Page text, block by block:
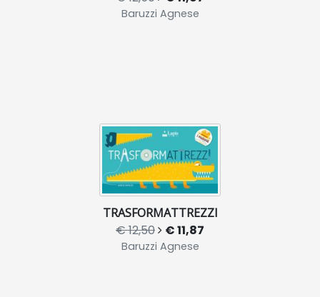
Baruzzi Agnese
TRASFORMATTREZZI
€ 12,50 € 11,87
Baruzzi Agnese